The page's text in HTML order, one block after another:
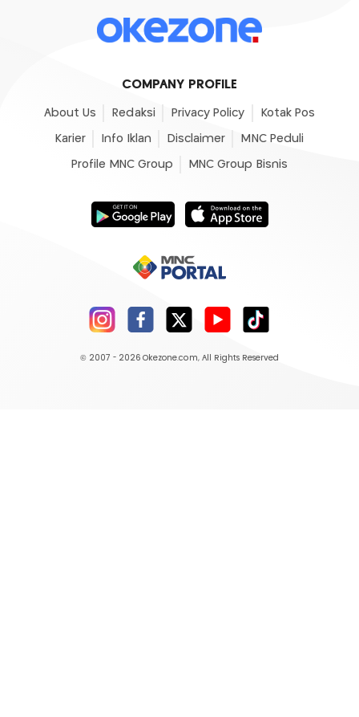
COMPANY PROFILE
About Us Redaksi Privacy Policy Kotak Pos
Karier Info Iklan Disclaimer MNC Peduli
Profile MNC Group MNC Group Bisnis
© 2007 - 2026 Okezone.com, All Rights Reserved